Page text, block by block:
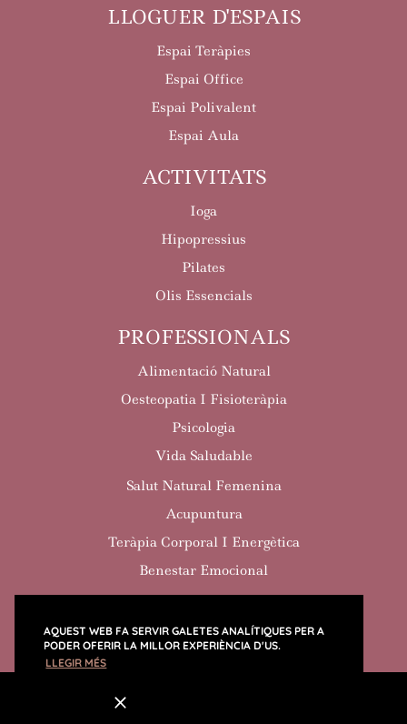
AQUEST WEB FA SERVIR GALETES ANALÍTIQUES PER A
PODER OFERIR LA MILLOR EXPERIÈNCIA D'US.
LLEGIR MÉS
LLOGUER D'ESPAIS
Espai Teràpies
Espai Office
Espai Polivalent
Espai Aula
ACTIVITATS
Ioga
Hipopressius
Pilates
Olis Essencials
PROFESSIONALS
Alimentació Natural
Oesteopatia I Fisioteràpia
Psicologia
Vida Saludable
Salut Natural Femenina
Acupuntura
Teràpia Corporal I Energètica
Benestar Emocional
POLÍTICA DE COOKIESPOLÍTICA DE PRIVACITAT
DESIGNED BY RONINESTUDI BARCELONA